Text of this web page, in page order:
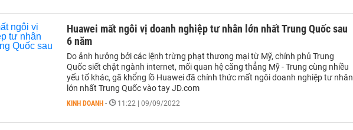
Huawei mất ngôi vị doanh nghiệp tư nhân lớn nhất Trung Quốc sau
6 năm
Do ảnh hưởng bởi các lệnh trừng phạt thương mại từ Mỹ, chính phủ Trung
Quốc siết chặt ngành internet, mối quan hệ căng thẳng Mỹ - Trung cùng nhiều
yếu tố khác, gã khổng lồ Huawei đã chính thức mất ngôi doanh nghiệp tư nhân
lớn nhất Trung Quốc vào tay JD.com
KINH DOANH - 11:22 | 09/09/2022